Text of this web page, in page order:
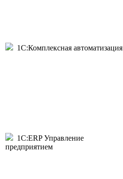
1С:Комплексная автоматизация
1С:ERP Управление
предприятием